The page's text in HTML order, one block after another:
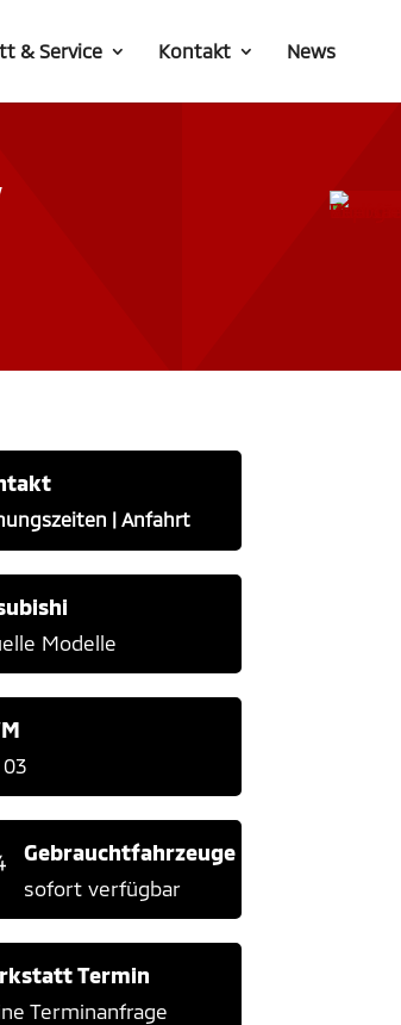
& Service Kontakt News
| Anfahrt
Modelle
03
Gebrauchtfahrzeuge
sofort verfügbar
Termin
Terminanfrage